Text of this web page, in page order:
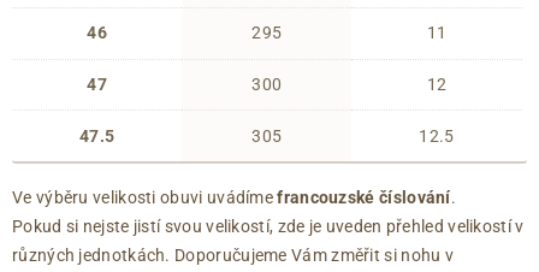
46
47
47.5
295
300
305
11
12
12.5
Ve výběru velikosti obuvi uvádímefrancouzské číslování.
Pokud si nejste jistí svou velikostí, zde je uveden přehled velikostí v
různých jednotkách. Doporučujeme Vám změřit si nohu v